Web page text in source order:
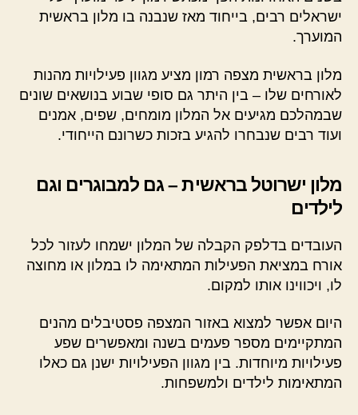
ישראלים רבים, בייחוד מאז שנבנה בו מלון בראשית
המוערך.
מלון בראשית מצפה רמון מציע מגוון פעילויות מהנות
לאורחים שלו – בין היתר גם סופי שבוע בנושאים שונים
שבמהלכם מגיעים אל המלון מומחים, שפים, אמנים
ועוד רבים שנבחרו להגיע בזכות כשרונם הייחודי.
מלון ישרוטל בראשית – גם למבוגרים וגם
לילדים
העובדים בדלפק הקבלה של המלון ישמחו לעזור לכל
אורח במציאת הפעילות המתאימה לו במלון או מחוצה
לו, ויכווינו אותו למקום.
היום אפשר למצוא באזור המצפה פסטיבלים מהנים
המתקיימים מספר פעמים בשנה ומאפשרים שפע
פעילויות מיוחדות. בין מגוון הפעילויות ישנן גם כאלו
המתאימות לילדים ולמשפחות.